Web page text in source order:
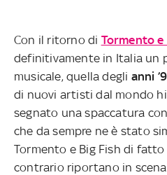
Con il ritorno di Tormento e
definitivamente in Italia un
musicale, quella degli anni
di nuovi artisti dal mondo
segnato una spaccatura
che da sempre ne è stato
Tormento e Big Fish di
contrario riportano in